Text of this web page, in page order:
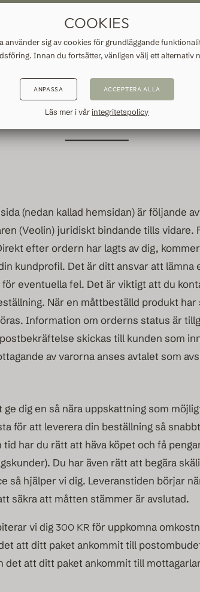
KÖPVILLKOR
(nedan kallad hemsidan) är följande
(Veolin) juridiskt bindande tills vidare.
efter ordern har lagts av dig,
kundprofil. Det är ditt ansvar att lämna
eventuella fel. Det är viktigt att du
När en måttbeställd produkt
Information om orderns status är
skickas till kunden som
av varorna anses avtalet som
dig en så nära uppskattning som
för att leverera din beställning så
har du rätt att häva köpet och få
Du har även rätt att begära
så hjälper vi dig. Leveranstiden börjar
säkra att måtten stämmer är avslutad.
vi dig 300 KR för uppkomna
att ditt paket ankommit till
det att ditt paket ankommit till
COOKIES
använder sig av cookies för grundläggande
Innan du fortsätter, vänligen välj ett alternativ
ANPASSA ACCEPTERA ALLA
Läs mer i vårintegritetspolicy